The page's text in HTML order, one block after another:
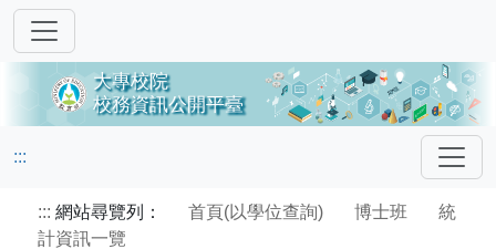
:::
::: 網站尋覽列： 首頁(以學位查詢) 博士班
統
計資訊一覽